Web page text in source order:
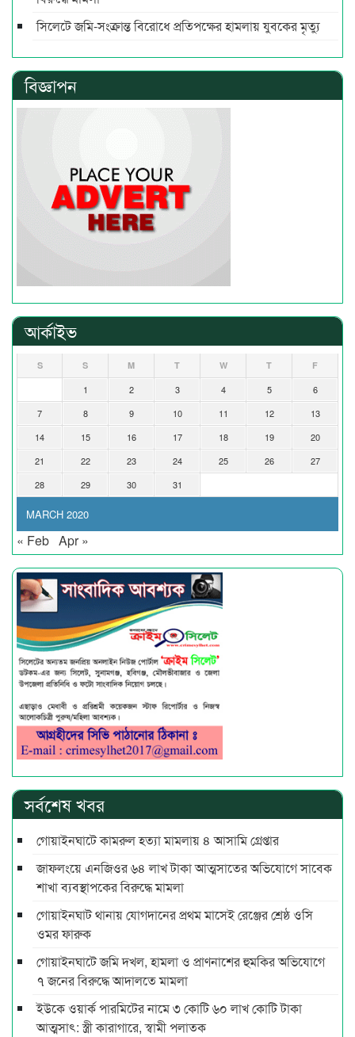
সিলেটে জমি-সংক্রান্ত বিরোধে প্রতিপক্ষের হামলায় যুবকের মৃত্যু
বিজ্ঞাপন
আর্কাইভ
MARCH 2020
S S M T W T F
1 2 3 4 5
6
7
8 9 10 11 12
13
14
15 16 17 18 19
20
21
22 23 24 25 26
27
28
29 30 31
« Feb Apr »
সর্বশেষ খবর
গোয়াইনঘাটে কামরুল হত্যা মামলায় ৪ আসামি গ্রেপ্তার
জাফলংয়ে এনজিওর ৬৪ লাখ টাকা আত্মসাতের অভিযোগে সাবেক
শাখা ব্যবস্থাপকের বিরুদ্ধে মামলা
গোয়াইনঘাট থানায় যোগদানের প্রথম মাসেই রেঞ্জের শ্রেষ্ঠ ওসি
ওমর ফারুক
গোয়াইনঘাটে জমি দখল, হামলা ও প্রাণনাশের হুমকির অভিযোগে
৭ জনের বিরুদ্ধে আদালতে মামলা
ইউকে ওয়ার্ক পারমিটের নামে ৩ কোটি ৬০ লাখ কোটি টাকা
আত্মসাৎ: স্ত্রী কারাগারে, স্বামী পলাতক